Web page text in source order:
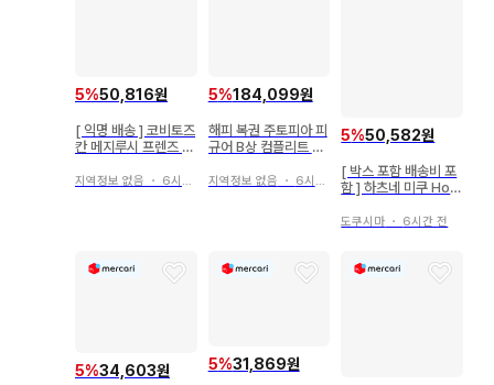
5%50,816원
[ 익명 배송 ] 코비토즈
칸 메지루시 프렌즈 2
프
지역정보 없음 ・ 6시간 전
5%184,099원
해피 복권 주토피아 피
규어 B상 컴플리트 세
지역정보 없음 ・ 6시간 전
5%50,582원
[ 박스 포함 배송비 포
함 ] 하츠네 미쿠 Holi
규어
도쿠시마 ・ 6시간 전
5%34,603원 5%31,869원